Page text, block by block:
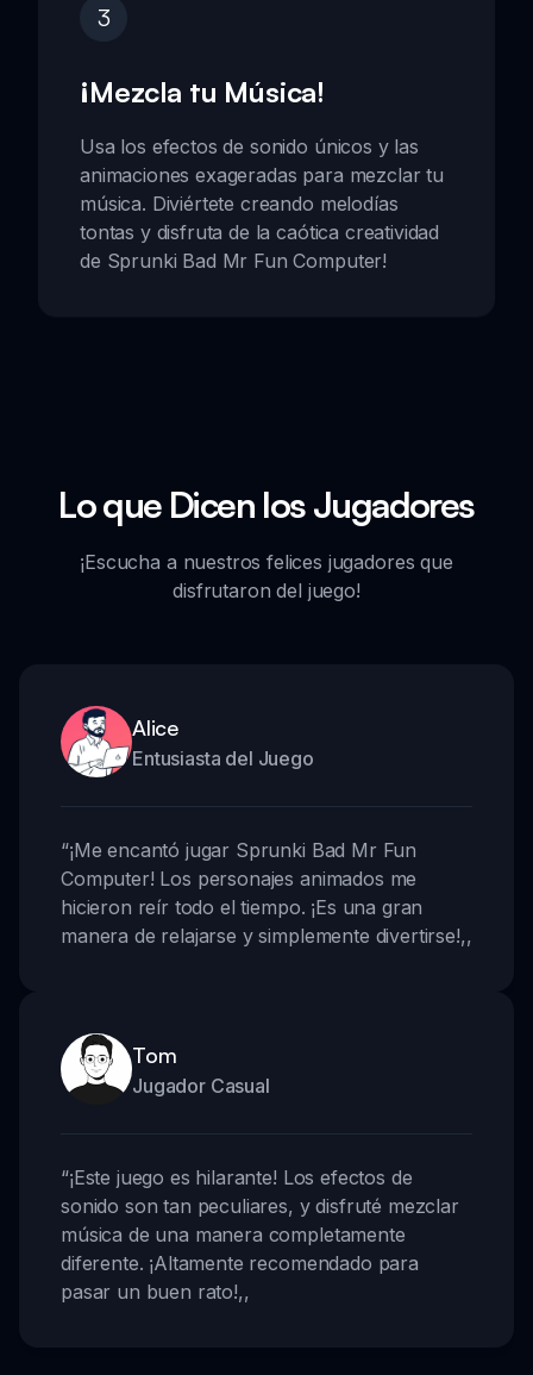
3
¡Mezcla tu Música!
Usa los efectos de sonido únicos y las
animaciones exageradas para mezclar tu
música. Diviértete creando melodías
tontas y disfruta de la caótica creatividad
de Sprunki Bad Mr Fun Computer!
Lo que Dicen los Jugadores
¡Escucha a nuestros felices jugadores que
disfrutaron del juego!
Alice
Entusiasta del Juego
“¡Me encantó jugar Sprunki Bad Mr Fun
Computer! Los personajes animados me
hicieron reír todo el tiempo. ¡Es una gran
manera de relajarse y simplemente divertirse!,,
Tom
Jugador Casual
“¡Este juego es hilarante! Los efectos de
sonido son tan peculiares, y disfruté mezclar
música de una manera completamente
diferente. ¡Altamente recomendado para
pasar un buen rato!,,